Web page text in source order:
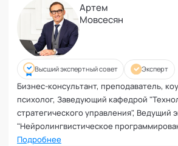
Артем
Мовсесян
Высший экспертный совет Эксперт
Бизнес-консультант, преподаватель,
психолог, Заведующий кафедрой "Технологии
стратегического управления", Ведущий эксперт кафедры
"Нейролингвистическое программирование" и
кафедры "Бизнес-тренинги" Академии.
Подробнее